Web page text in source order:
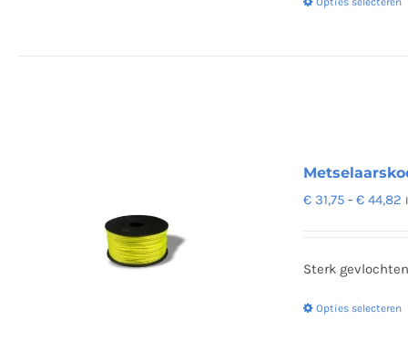
€ 31,75 - € 44,82
Sterk
Opties selecteren